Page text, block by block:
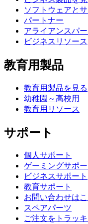
ソフトウェアと
パートナー
アライアンスパ
ビジネスリソース
教育用製品
教育用製品を見る
幼稚園～高校用
教育用リソース
サポート
個人サポート
ゲーミングサポー
ビジネスサポート
教育サポート
お問い合わせは
スペアパーツ
ご注文をトラッ